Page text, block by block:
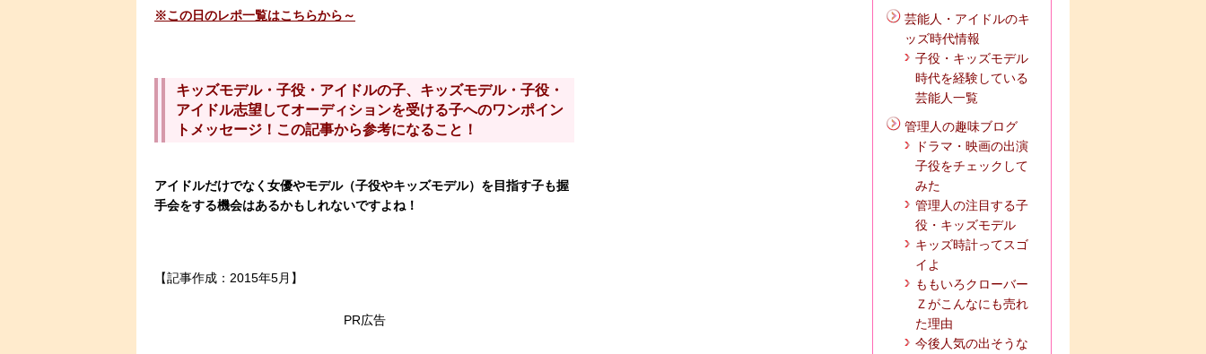
※この日のレポ一覧はこちらから～
キッズモデル・子役・アイドルの子、キッズモデル・子役・
アイドル志望してオーディションを受ける子へのワンポイン
トメッセージ！この記事から参考になること！
アイドルだけでなく女優やモデル（子役やキッズモデル）を目指す子も握
手会をする機会はあるかもしれないですよね！
【記事作成：2015年5月】
PR広告
芸能人・アイドルのキ
ッズ時代情報
子役・キッズモデル
時代を経験している
芸能人一覧
管理人の趣味ブログ
ドラマ・映画の出演
子役をチェックして
みた
管理人の注目する子
役・キッズモデル
キッズ時計ってスゴ
イよ
ももいろクローバー
Ｚがこんなにも売れ
た理由
今後人気の出そうな